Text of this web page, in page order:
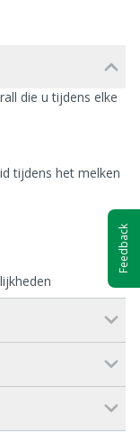
die u tijdens elke
tijdens het melken
Feedback